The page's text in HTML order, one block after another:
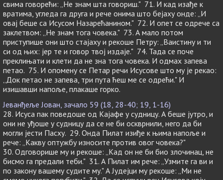
свима говорећи: „Не знам шта говориш." 71. И кад изађе к
вратима, угледа га друга и рече онима што бејаху онде: „И
овај беше са Исусом Назарећанином." 72. И опет се одрече са
заклетвом: „Не знам тога човека." 73. А мало потом
приступише они што стајаху и рекоше Петру: „Ваистину и ти
си од њих: јер те и говор твој издаје." 74. Тада се поче
преклињати и клети да не зна тога човека. И одмах запева
петао. 75. И опомену се Петар речи Исусове што му је рекао:
„Док петао не запева, три пута ћеш ме се одрећи." И
изишавши напоље, плакаше горко.
Јеванђеље Јован, зачало 59 (18, 28-40; 19, 1-16)
28. Исуса пак поведоше од Кајафе у судницу. А беше јутро, и
они не уђоше у судницу да се не би оскврнили, него да би
могли јести Пасху. 29. Онда Пилат изиђе к њима напоље и
рече: „Какву оптужбу износите против овог човека?"
30. Одговорише му и рекоше: „Кад он не би био злочинац, не
бисмо га предали теби." 31. А Пилат им рече: „Узмите га ви и
по закону вашему судите му." А Јудејци му рекоше: „Ми не